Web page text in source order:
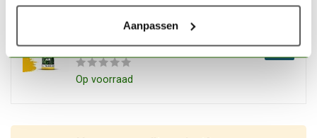
Aanpassen
Vallejo Game Air Moon
Yellow - 18ml - 76005
Op voorraad
€3,20